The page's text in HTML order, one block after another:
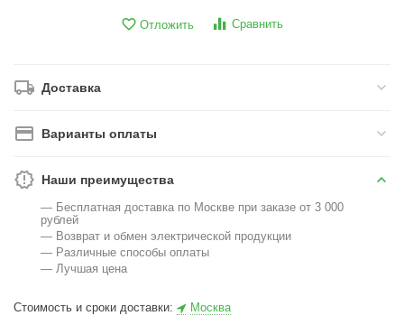
Отложить Сравнить
Доставка
Варианты оплаты
Наши преимущества
— Бесплатная доставка по Москве при заказе от 3 000
рублей
— Возврат и обмен электрической продукции
— Различные способы оплаты
— Лучшая цена
Стоимость и сроки доставки: Москва